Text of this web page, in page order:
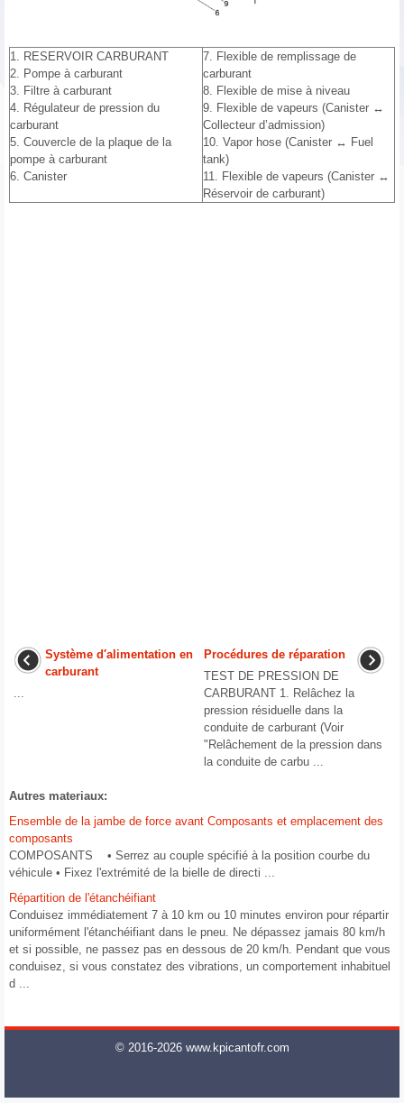
1. RESERVOIR CARBURANT
2. Pompe à carburant
3. Filtre à carburant
4. Régulateur de pression du
carburant
5. Couvercle de la plaque de la
pompe à carburant
6. Canister
7. Flexible de remplissage de
carburant
8. Flexible de mise à niveau
9. Flexible de vapeurs (Canister ↔
Collecteur d’admission)
10. Vapor hose (Canister ↔ Fuel
tank)
11. Flexible de vapeurs (Canister ↔
Réservoir de carburant)
Système d′alimentation en
carburant
...
Procédures de réparation
TEST DE PRESSION DE
CARBURANT 1. Relâchez la
pression résiduelle dans la
conduite de carburant (Voir
"Relâchement de la pression dans
la conduite de carbu ...
Autres materiaux:
Ensemble de la jambe de force avant Composants et emplacement des
composants
COMPOSANTS • Serrez au couple spécifié à la position courbe du
véhicule • Fixez l'extrémité de la bielle de directi ...
Répartition de l'étanchéifiant
Conduisez immédiatement 7 à 10 km ou 10 minutes environ pour répartir
uniformément l'étanchéifiant dans le pneu. Ne dépassez jamais 80 km/h
et si possible, ne passez pas en dessous de 20 km/h. Pendant que vous
conduisez, si vous constatez des vibrations, un comportement inhabituel
d ...
© 2016-2026 www.kpicantofr.com